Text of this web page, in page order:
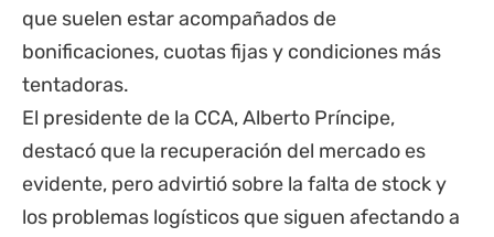
que suelen estar acompañados de
bonificaciones, cuotas fijas y condiciones más
tentadoras.
El presidente de la CCA, Alberto Príncipe,
destacó que la recuperación del mercado es
evidente, pero advirtió sobre la falta de stock y
los problemas logísticos que siguen afectando a